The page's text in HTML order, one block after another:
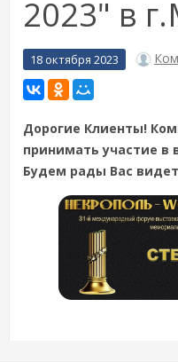
2023" в
18 октября 2023
Дорогие Клиенты!
принимать участие в
Будем рады Вас